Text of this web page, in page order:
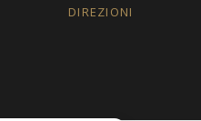
DIREZIONI